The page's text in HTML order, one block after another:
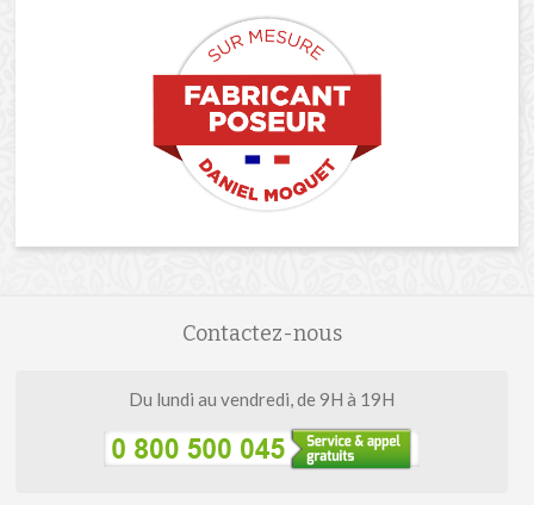
Contactez-nous
Du lundi au vendredi, de 9H à 19H